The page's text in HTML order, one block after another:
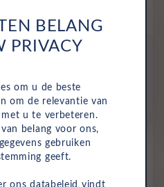
km/j
BELANG
PRIVACY
om u de beste
om de relevantie van
u te verbeteren.
belang voor ons,
gebruiken
geeft.
ons databeleid vindt